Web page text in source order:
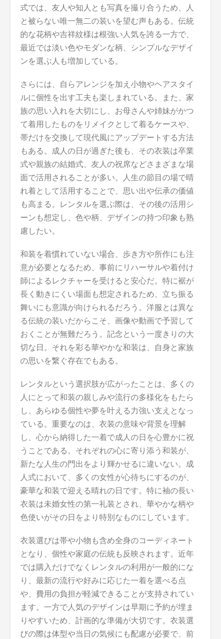
式では、友人や知人とも写真を撮り合うため、人
と被らない唯一無二の装いを望む声もある。伝統
的な花柄や吉祥紋様は根強い人気を誇る一方で、
最近では淡い色やモダンな柄、シンプルなデザイ
ンを選ぶ人も増加している。
さらには、自らアレンジを加え小物やヘアスタイ
ルに個性を出す工夫も楽しまれている。また、家
族の思い入れを大切にし、お母さんや姉妹がかつ
て着用したものをリメイクとして着るケースや、
帯だけを交換して現代風にアップデートする方法
もある。成人の日が過ぎた後も、その衣装は卒業
式や親族の結婚式、友人の祝席などさまざまな場
面で活用されることが多い。人生の節目の場で晴
れ着として活用することで、思い出や伝承の価値
も高まる。レンタルを選ぶ際は、その後の活用シ
ーンも想定し、色や柄、デザインの持つ印象も熟
慮したい。
和装を着慣れていない場合、歩き方や所作にも注
意が必要となるため、事前にリハーサルや着付け
師によるレクチャーを受けると安心だ。特に裾が
長く動きにくい場面も想定されるため、立ち振る
舞いにも意識が向けられるだろう。洋服とは異な
る伝統の装いだからこそ、画像や動画で予習して
おくことが無難だろう。記念という一度きりの大
切な日。それを彩る華やかな和装は、自身と家族
の思いを繋ぐ存在でもある。
レンタルという選択肢が広がったことは、多くの
人にとって和装の親しみや流行の多様化をもたら
し、あらゆる個性や夢を叶える力強い支えとなっ
ている。重要なのは、衣装の意味や背景を理解
し、心から納得した一着で成人の日を心豊かに祝
うことである。それぞれの心に寄り添う和装が、
新たな人生の門出をより輝かせるに違いない。成
人式において、多くの女性が心待ちにするのが、
豪華な和装で迎える晴れの日です。特に袖の長い
衣装は未婚女性の第一礼装とされ、華やかな柄や
色使いがその日をより特別なものにしています。
衣装選びは帯や小物も含め全身のコーディネート
となり、個性や家庭の伝統も反映されます。近年
では購入だけでなくレンタルの利用が一般的にな
り、最新の流行や好みに応じた一着を選べる点
や、費用の負担が軽減できることが支持されてい
ます。一方で人気のデザインは早期に予約が埋ま
りやすいため、計画的な準備が大切です。衣装選
びの際は体型や当日の気候にも配慮が必要で、前